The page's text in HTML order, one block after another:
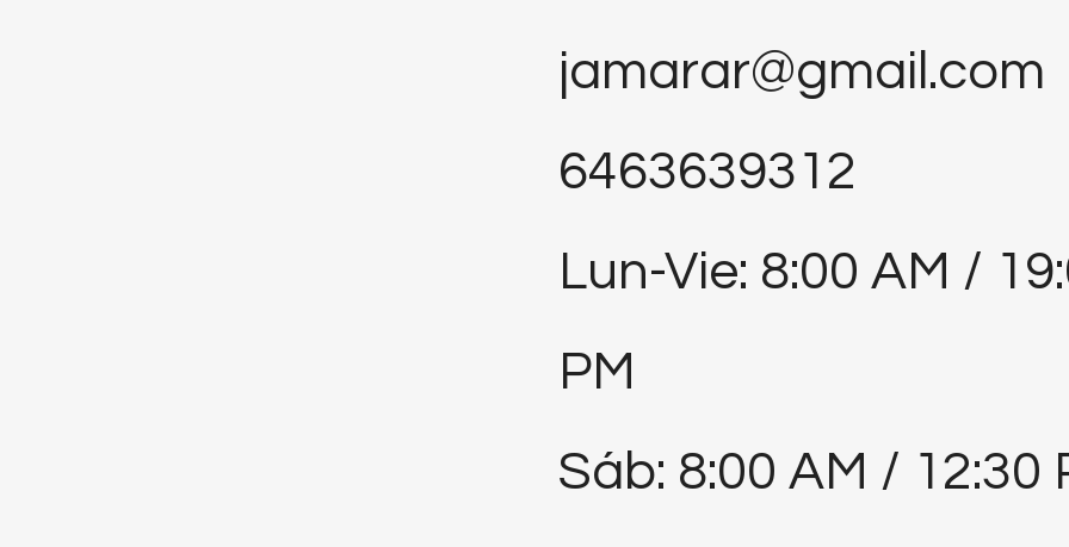
jamarar@gmail.com
6463639312
Lun-Vie: 8:00 AM /
PM
Sáb: 8:00 AM / 12:30